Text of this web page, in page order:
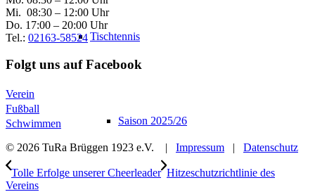
Tischtennis
Saison 2025/26
Mi. 08:30 – 12:00 Uhr
Do. 17:00 – 20:00 Uhr
Tel.: 02163-58524
Folgt uns auf Facebook
Verein
Fußball
Schwimmen
© 2026 TuRa Brüggen 1923 e.V. | Impressum | Datenschutz
Tolle Erfolge unserer Cheerleader Hitzeschutzrichtlinie des
Vereins